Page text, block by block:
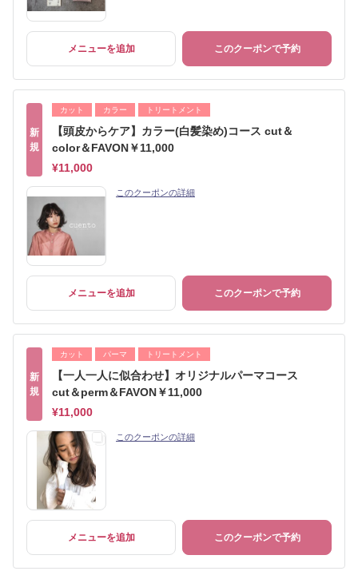
メニューを追加 このクーポンで予約
新
規
カット カラー トリートメント
【頭皮からケア】カラー(白髪染め)コース cut＆
color＆FAVON￥11,000
¥11,000
このクーポンの詳細
メニューを追加 このクーポンで予約
新
規
カット パーマ トリートメント
【一人一人に似合わせ】オリジナルパーマコース
cut＆perm＆FAVON￥11,000
¥11,000
このクーポンの詳細
メニューを追加 このクーポンで予約